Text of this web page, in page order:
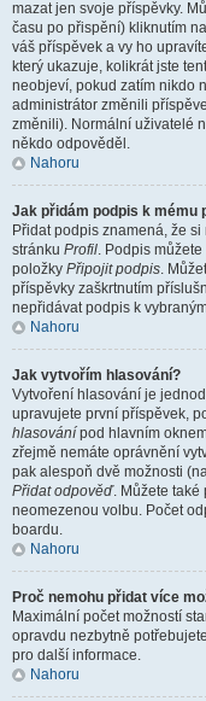
mazat jen svoje příspěvky.
času po přispění) kliknutím
váš příspěvek a vy ho
který ukazuje, kolikrát jste
neobjeví, pokud zatím nikdo
administrátor změnili
změnili). Normální uživatelé
někdo odpověděl.
Nahoru
Jak přidám podpis k mému
Přidat podpis znamená, že
stránku Profil. Podpis
položky Připojit podpis.
příspěvky zaškrtnutím
nepřidávat podpis k
Nahoru
Jak vytvořím hlasování?
Vytvoření hlasování je
upravujete první příspěvek,
hlasování pod hlavním
zřejmě nemáte oprávnění
pak alespoň dvě možnosti
Přidat odpověď. Můžete také
neomezenou volbu. Počet
boardu.
Nahoru
Proč nemohu přidat více
Maximální počet možností
opravdu nezbytně
pro další informace.
Nahoru